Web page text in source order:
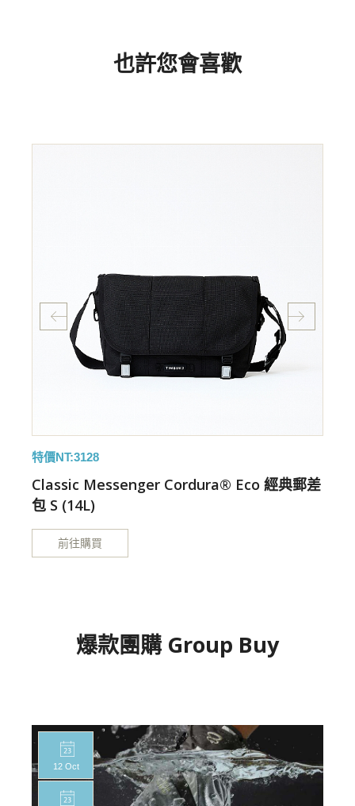
也許您會喜歡
特價NT:3128
Classic Messenger Cordura® Eco 經典郵差
包 S (14L)
前往購買
爆款團購 Group Buy
12 Oct